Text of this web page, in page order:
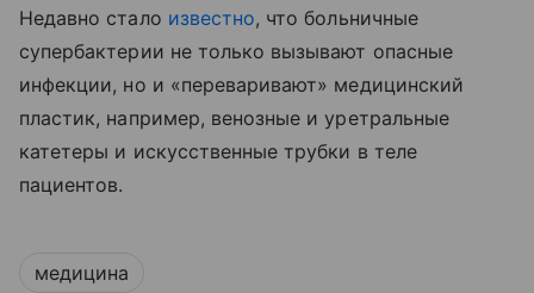
Недавно стало известно, что больничные
супербактерии не только вызывают опасные
инфекции, но и «переваривают» медицинский
пластик, например, венозные и уретральные
катетеры и искусственные трубки в теле
пациентов.
медицина